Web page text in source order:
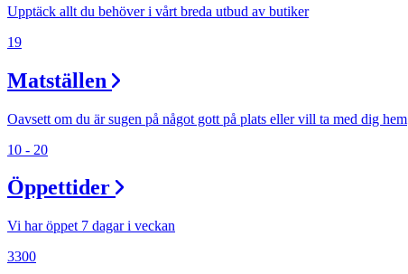
Sök
Upptäck allt du behöver i vårt breda utbud av butiker
19
Matställen
Oavsett om du är sugen på något gott på plats eller vill ta med dig hem
10 - 20
Öppettider
Vi har öppet 7 dagar i veckan
3300